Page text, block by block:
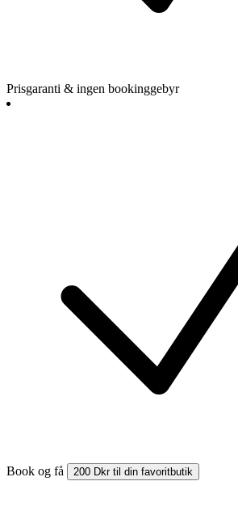
Prisgaranti & ingen bookinggebyr
Book og få 200 Dkr til din favoritbutik